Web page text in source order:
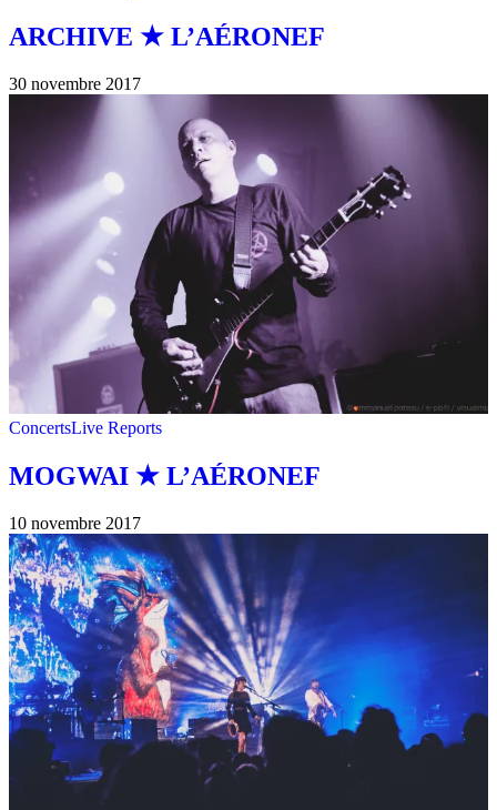
ARCHIVE ★ L’AÉRONEF
30 novembre 2017
ConcertsLive Reports
MOGWAI ★ L’AÉRONEF
10 novembre 2017